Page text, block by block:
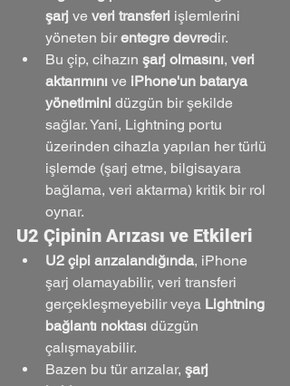
şarj ve veri transferi işlemlerini
yöneten bir entegre devredir.
Bu çip, cihazın şarj olmasını, veri
aktarımını ve iPhone'un batarya
yönetimini düzgün bir şekilde
sağlar. Yani, Lightning portu
üzerinden cihazla yapılan her türlü
işlemde (şarj etme, bilgisayara
bağlama, veri aktarma) kritik bir rol
oynar.
U2 Çipinin Arızası ve Etkileri
U2 çipi arızalandığında, iPhone
şarj olamayabilir, veri transferi
gerçekleşmeyebilir veya Lightning
bağlantı noktası düzgün
çalışmayabilir.
Bazen bu tür arızalar, şarj